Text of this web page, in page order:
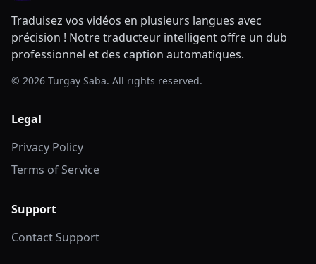
Traduisez vos vidéos en plusieurs langues avec
précision ! Notre traducteur intelligent offre un dub
professionnel et des caption automatiques.
© 2026 Turgay Saba. All rights reserved.
Legal
Privacy Policy
Terms of Service
Support
Contact Support